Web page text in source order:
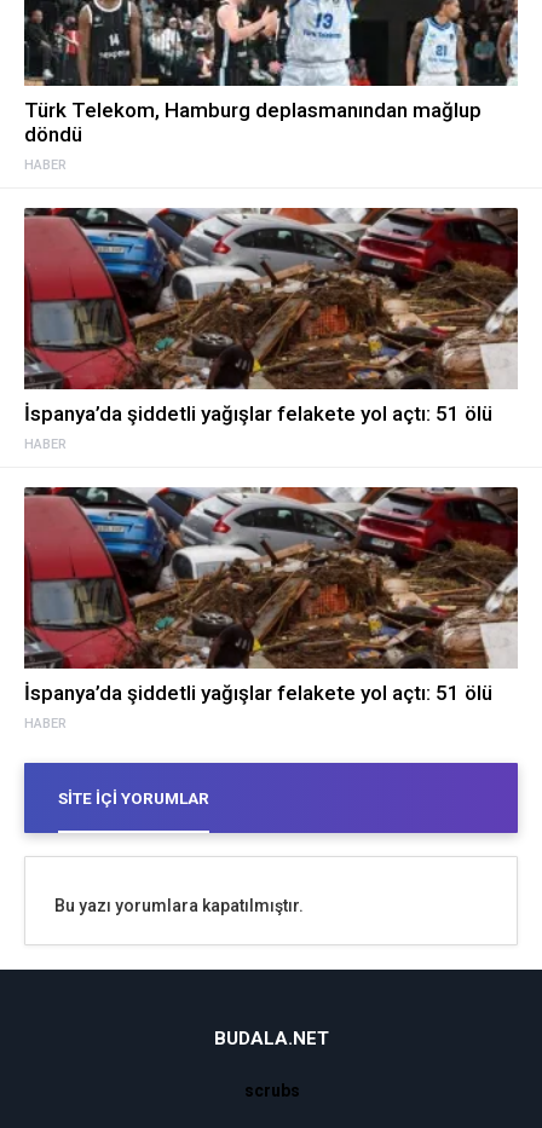
HABER
Türk Telekom, Hamburg deplasmanından mağlup
döndü
HABER
İspanya’da şiddetli yağışlar felakete yol açtı: 51 ölü
HABER
İspanya’da şiddetli yağışlar felakete yol açtı: 51 ölü
SITE İÇI YORUMLAR
Bu yazı yorumlara kapatılmıştır.
BUDALA.NET
scrubs